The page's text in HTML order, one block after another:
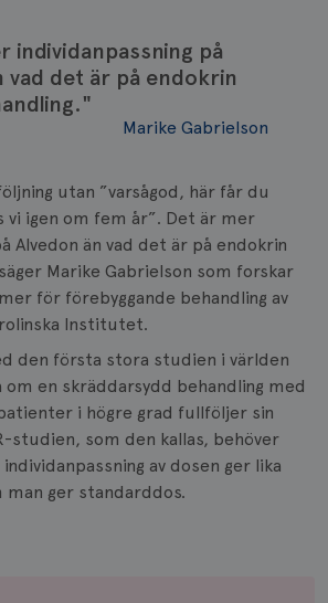
individanpassning på
vad det är på endokrin
Marike Gabrielson
utan ”varsågod, här får du
vi igen om fem år”. Det är mer
Alvedon än vad det är på endokrin
Marike Gabrielson som forskar
för förebyggande behandling av
Institutet.
den första stora studien i världen
om en skräddarsydd behandling med
i högre grad fullföljer sin
studien, som den kallas, behöver
av dosen ger lika
ger standarddos.